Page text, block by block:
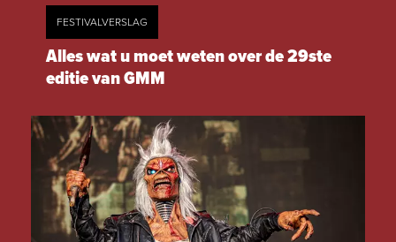
FESTIVALVERSLAG
Alles wat u moet weten over de 29ste
editie van GMM